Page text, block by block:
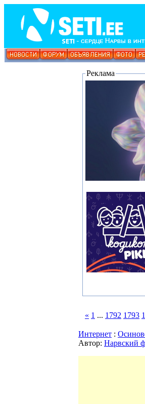
Реклама
« 1 ... 1792 1793
Интернет :
Автор: Нарвский